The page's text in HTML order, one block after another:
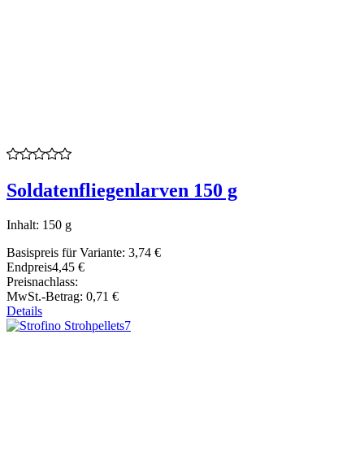
Soldatenfliegenlarven 150 g
Inhalt: 150 g
Basispreis für Variante: 3,74 €
Endpreis4,45 €
Preisnachlass:
MwSt.-Betrag: 0,71 €
Details